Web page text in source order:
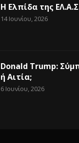
Η Ελπίδα της
14 Ιουνίου, 2026
Donald Trump:
ή Αιτία;
6 Ιουνίου, 2026